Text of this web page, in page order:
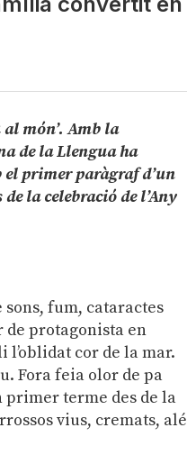
món’. Amb la
de la Llengua ha
el primer paràgraf d’un
la celebració de l’Any
fum, cataractes
de protagonista en
l’oblidat cor de la mar.
Fora feia olor de pa
primer terme des de la
vius, cremats, alé